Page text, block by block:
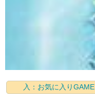
入：お気に入りGAME